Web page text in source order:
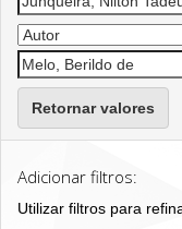
Retornar valores
Adicionar filtros:
Utilizar filtros para